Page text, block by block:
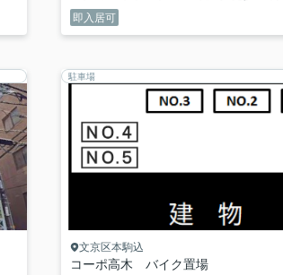
即入居可
駐車場
文京区本駒込
コーポ高木 バイク置場